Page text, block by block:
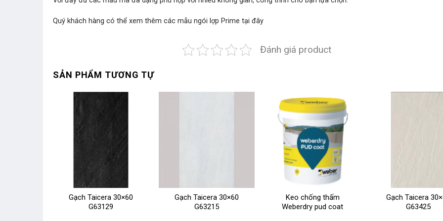
Quý khách hàng có thể xem thêm các mẫu ngói lợp Prime tại đây
Đánh giá product
SẢN PHẨM TƯƠNG TỰ
Gạch Taicera 30×60
G63129
Gạch Taicera 30×60
G63215
Keo chống thấm
Weberdry pud coat
Gạch Taicera
G63425